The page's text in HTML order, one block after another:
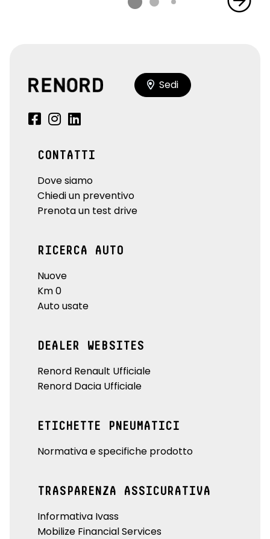
Sedi
CONTATTI
Dove siamo
Chiedi un preventivo
Prenota un test drive
RICERCA AUTO
Nuove
Km 0
Auto usate
DEALER WEBSITES
Renord Renault Ufficiale
Renord Dacia Ufficiale
ETICHETTE PNEUMATICI
Normativa e specifiche prodotto
TRASPARENZA ASSICURATIVA
Informativa Ivass
Mobilize Financial Services